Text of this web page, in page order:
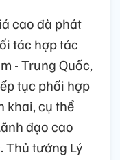
cao đà phát
tác hợp tác
- Trung Quốc,
tục phối hợp
khai, cụ thể
đạo cao
Thủ tướng Lý